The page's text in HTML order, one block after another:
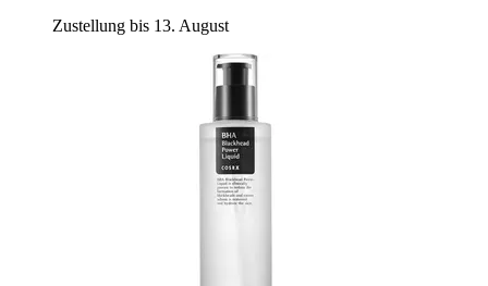
Zustellung bis 13. August